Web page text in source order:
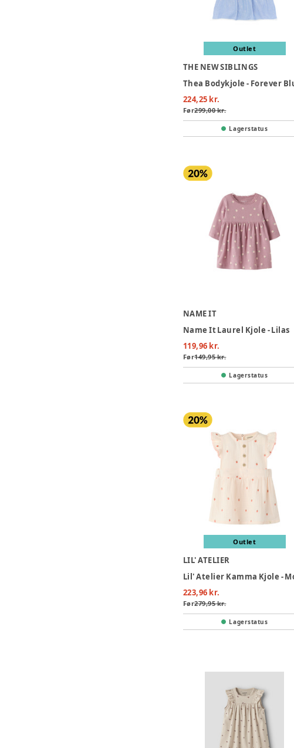
Outlet
THE NEW SIBLINGS
224,25 kr.
Før299,00 kr.
Lagerstatus
NAME IT
Name It Laurel Kjole - Lilas
119,96 kr.
Før149,95 kr.
Lagerstatus
Outlet
LIL' ATELIER
223,96 kr.
Før279,95 kr.
Lagerstatus